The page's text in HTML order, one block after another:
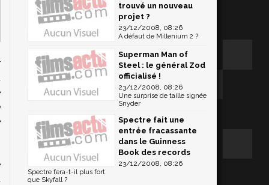
trouvé un nouveau
projet ?
23/12/2008, 08:26
A défaut de Millenium 2 ?
Superman Man of
Steel : le général Zod
officialisé !
23/12/2008, 08:26
Une surprise de taille signée
Snyder
Spectre fait une
entrée fracassante
dans le Guinness
Book des records
23/12/2008, 08:26
Spectre fera-t-il plus fort
que Skyfall ?